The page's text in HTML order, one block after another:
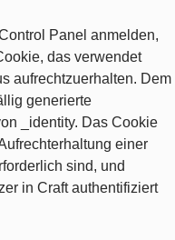
Panel anmelden,
das verwendet
aufrechtzuerhalten. Dem
generierte
_identity. Das Cookie
einer
sind, und
in Craft authentifiziert